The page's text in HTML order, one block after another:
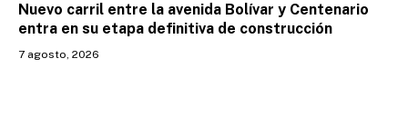
Nuevo carril entre la avenida Bolívar y Centenario
entra en su etapa definitiva de construcción
7 agosto, 2026